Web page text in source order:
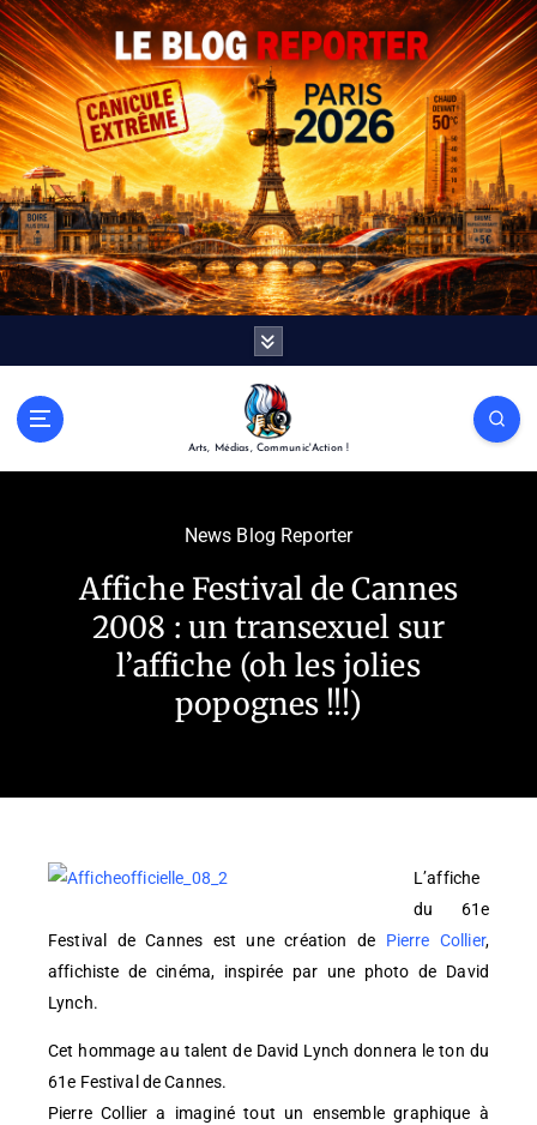
Arts, Médias, Communic'Action !
News Blog Reporter
Affiche Festival de Cannes
2008 : un transexuel sur
l’affiche (oh les jolies
popognes !!!)
L’affiche
du 61e
Festival de Cannes est une création de Pierre Collier,
affichiste de cinéma, inspirée par une photo de David
Lynch.
Cet hommage au talent de David Lynch donnera le ton du
61e Festival de Cannes.
Pierre Collier a imaginé tout un ensemble graphique à